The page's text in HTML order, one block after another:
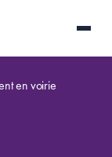
en voirie